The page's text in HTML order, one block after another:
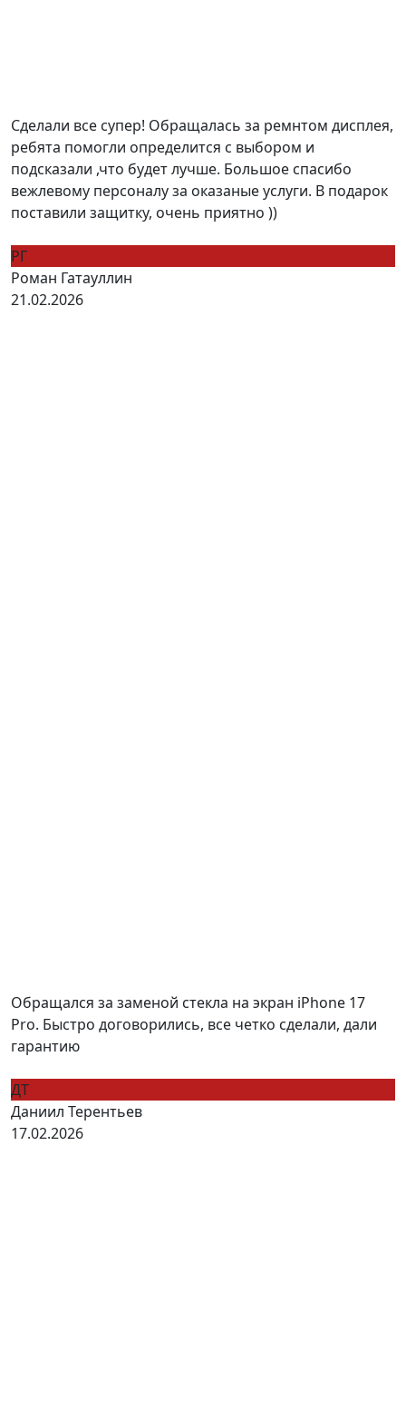
Сделали все супер! Обращалась за ремнтом дисплея,
ребята помогли определится с выбором и
подсказали ,что будет лучше. Большое спасибо
вежлевому персоналу за оказаные услуги. В подарок
поставили защитку, очень приятно ))
РГ
Роман Гатауллин
21.02.2026
Обращался за заменой стекла на экран iPhone 17
Pro. Быстро договорились, все четко сделали, дали
гарантию
ДТ
Даниил Терентьев
17.02.2026